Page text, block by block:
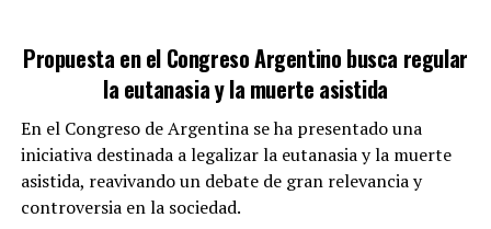
GALMARINI FUE TITULAR DE AYSA
¿Cómo se limitará el uso de agua
potable?
La propuesta incluye laadopción de tecnologías
modernas que reduzcan el consumo de agua en
Propuesta en el Congreso Argentino busca regular
la eutanasia y la muerte asistida
En el Congreso de Argentina se ha presentado una
iniciativa destinada a legalizar la eutanasia y la muerte
asistida, reavivando un debate de gran relevancia y
controversia en la sociedad.